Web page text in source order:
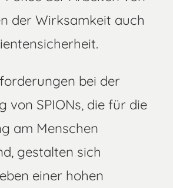
der Wirksamkeit auch
bei der
von SPIONs, die für die
am Menschen
gestalten sich
einer hohen